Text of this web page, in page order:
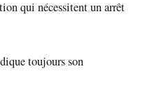
qui nécessitent un arrêt
toujours son